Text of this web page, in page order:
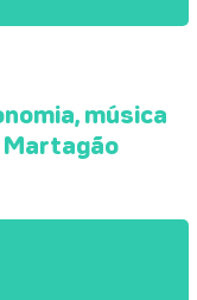
música
Martagão